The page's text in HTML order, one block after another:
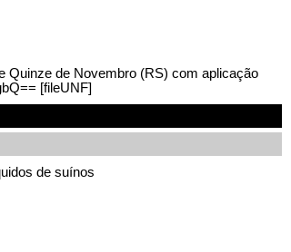
Quinze de Novembro (RS) com aplicação
[fileUNF]
de suínos